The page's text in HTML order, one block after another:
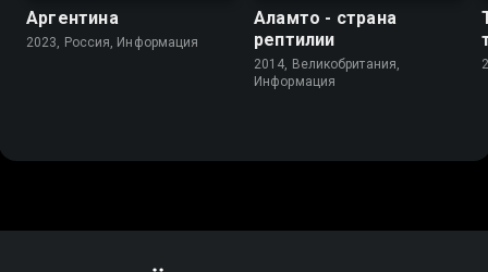
Аргентина
2023, Россия, Информация
Аламто - страна
рептилии
2014, Великобритания,
Информация